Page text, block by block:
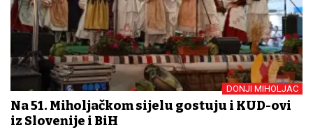
DONJI MIHOLJAC
Na 51. Miholjačkom sijelu gostuju i KUD-ovi
iz Slovenije i BiH